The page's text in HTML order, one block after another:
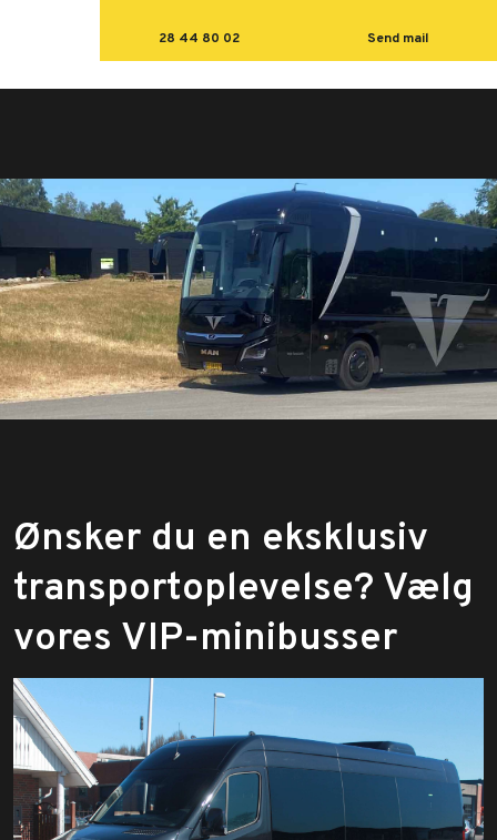
28 44 80 02 Send mail
​Ønsker du en eksklusiv
transportoplevelse? Vælg
vores VIP-minibusser